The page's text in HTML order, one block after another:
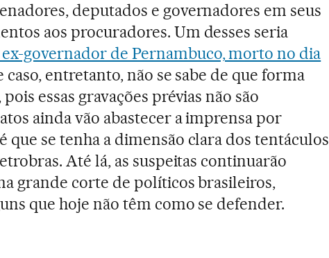
deputados e governadores em seus
aos procuradores. Um desses seria
governador de Pernambuco, morto no dia
caso, entretanto, não se sabe de que forma
essas gravações prévias não são
ainda vão abastecer a imprensa por
que se tenha a dimensão clara dos tentáculos
Até lá, as suspeitas continuarão
grande corte de políticos brasileiros,
que hoje não têm como se defender.